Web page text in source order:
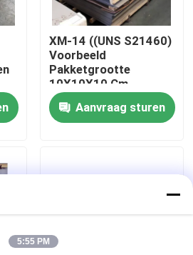
XM-14 ((UNS S21460)
Voorbeeld
Pakketgrootte
10X10X10 Cm
Roestvrijstalen platen
Molencertificaat
Metalen platen
Aanvraag sturen
5:55 PM